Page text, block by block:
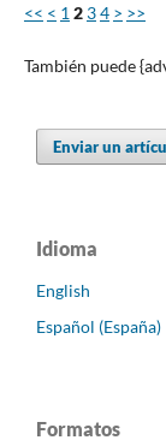
<< < 1 2 34 > >>
También puede
Enviar un
Idioma
English
Español (España)
Formatos